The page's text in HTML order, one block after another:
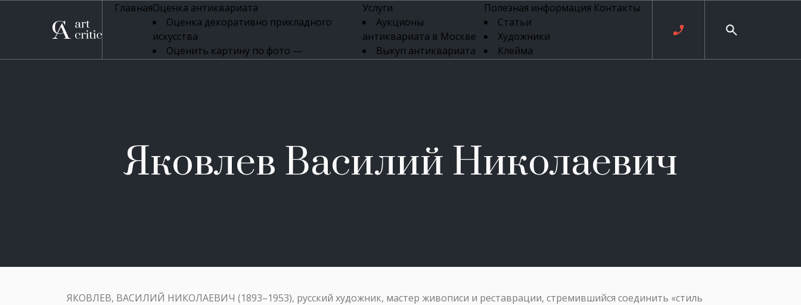
ГлавнаяОценка антиквариата
Оценка декоративно прикладного
искусства
Оценить картину по фото —
Оценка антикварной мебели
Оценка книг
Оценка бронзовых изделий
Услуги
Аукционы
антиквариата в Москве
Выкуп антиквариата
Скупка антиквариата
Скупка антикварной
мебели
вещей
Полезная информация
Статьи
Художники
Клейма
Ювелирные
Контакты
Яковлев Василий Николаевич
ЯКОВЛЕВ, ВАСИЛИЙ НИКОЛАЕВИЧ (1893–1953), русский художник, мастер живописи и реставрации, стремившийся соединить «стиль